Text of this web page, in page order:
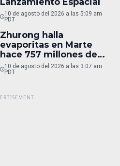
10 de agosto del 2026 a las 5:09 am
PDT
Zhurong halla
evaporitas en Marte
hace 757 millones de
años
10 de agosto del 2026 a las 3:07 am
PDT